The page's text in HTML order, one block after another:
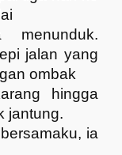
jalan yang
ombak
hingga
jantung.
ia